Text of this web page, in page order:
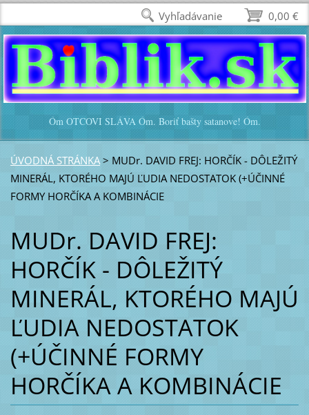
Óm OTCOVI SLÁVA Óm. Boriť bašty satanove! Óm.
ÚVODNÁ STRÁNKA > MUDr. DAVID FREJ: HORČÍK - DÔLEŽITÝ
MINERÁL, KTORÉHO MAJÚ ĽUDIA NEDOSTATOK (+ÚČINNÉ
FORMY HORČÍKA A KOMBINÁCIE
MUDr. DAVID FREJ:
HORČÍK - DÔLEŽITÝ
MINERÁL, KTORÉHO MAJÚ
ĽUDIA NEDOSTATOK
(+ÚČINNÉ FORMY
HORČÍKA A KOMBINÁCIE
0,00 €
Vyhľadávanie